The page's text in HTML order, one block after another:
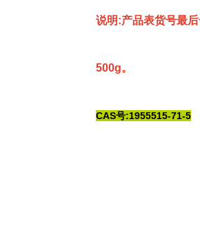
说明:产品表货号最
500g。
CAS号:1955515-71-5